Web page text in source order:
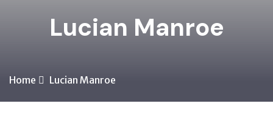
Lucian Manroe
Home Lucian Manroe